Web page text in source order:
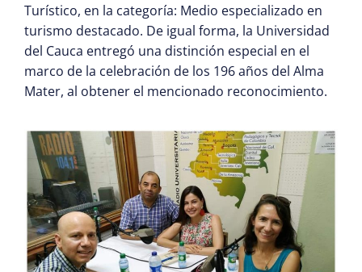
Turístico, en la categoría: Medio especializado en
turismo destacado. De igual forma, la Universidad
del Cauca entregó una distinción especial en el
marco de la celebración de los 196 años del Alma
Mater, al obtener el mencionado reconocimiento.